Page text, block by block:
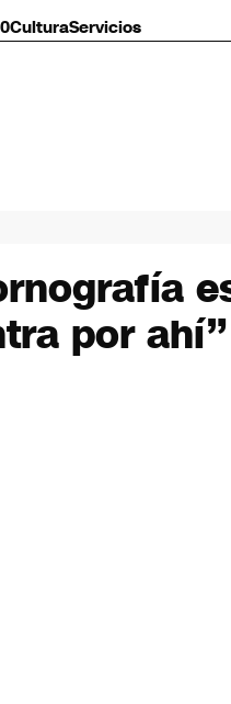
CulturaServicios
por ahí”